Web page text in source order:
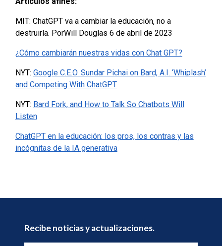
MIT: ChatGPT va a cambiar la educación, no a
destruirla. PorWill Douglas 6 de abril de 2023
¿Cómo cambiarán nuestras vidas con Chat GPT?
NYT: Google C.E.O. Sundar Pichai on Bard, A.I. ‘Whiplash’
and Competing With ChatGPT
NYT: Bard Fork, and How to Talk So Chatbots Will
Listen
ChatGPT en la educación: los pros, los contras y las
incógnitas de la IA generativa
Recibe noticias y actualizaciones.